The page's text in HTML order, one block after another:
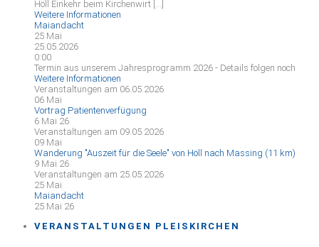
Höll Einkehr beim Kirchenwirt [...]
Weitere Informationen
Maiandacht
25 Mai
25.05.2026
0:00
Termin aus unserem Jahresprogramm 2026 - Details folgen noch
Weitere Informationen
Veranstaltungen am 06.05.2026
06 Mai
Vortrag Patientenverfügung
6 Mai 26
Veranstaltungen am 09.05.2026
09 Mai
Wanderung "Auszeit für die Seele" von Höll nach Massing (11 km)
9 Mai 26
Veranstaltungen am 25.05.2026
25 Mai
Maiandacht
25 Mai 26
VERANSTALTUNGEN PLEISKIRCHEN